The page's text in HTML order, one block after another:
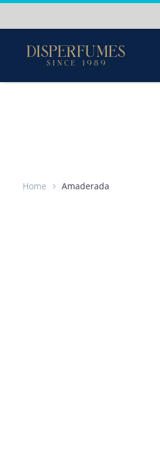
Home Amaderada